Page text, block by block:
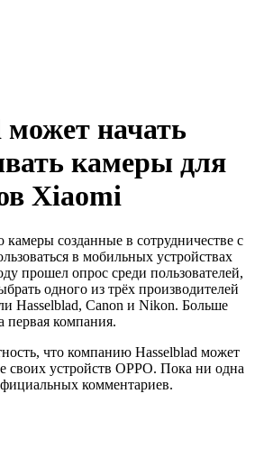
может начать
камеры для
Xiaomi
созданные в сотрудничестве с
в мобильных устройствах
прошел опрос среди пользователей,
одного из трёх производителей
Hasselblad, Canon и Nikon. Больше
первая компания.
что компанию Hasselblad может
своих устройств OPPO. Пока ни одна
комментариев.